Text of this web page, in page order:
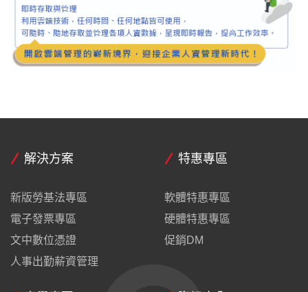
解決方案
新版勞基法專區
電子發票專區
文中數位憑證
人事出勤薪資管理
特惠專區
軟體特惠專區
硬體特惠專區
促銷DM